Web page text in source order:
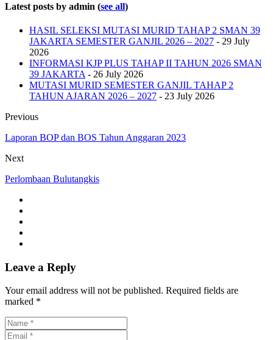
Latest posts by admin (see all)
HASIL SELEKSI MUTASI MURID TAHAP 2 SMAN 39
JAKARTA SEMESTER GANJIL 2026 – 2027 - 29 July
2026
INFORMASI KJP PLUS TAHAP II TAHUN 2026 SMAN
39 JAKARTA - 26 July 2026
MUTASI MURID SEMESTER GANJIL TAHAP 2
TAHUN AJARAN 2026 – 2027 - 23 July 2026
Previous
Laporan BOP dan BOS Tahun Anggaran 2023
Next
Perlombaan Bulutangkis
Leave a Reply
Your email address will not be published. Required fields are
marked *